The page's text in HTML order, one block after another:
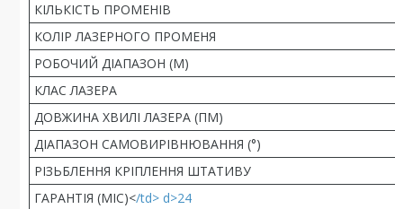
КІЛЬКІСТЬ ПРОМЕНІВ
КОЛІР ЛАЗЕРНОГО ПРОМЕНЯ
РОБОЧИЙ ДІАПАЗОН (М)
КЛАС ЛАЗЕРА
ДОВЖИНА ХВИЛІ ЛАЗЕРА (ПМ)
ДІАПАЗОН САМОВИРІВНЮВАННЯ (°)
РІЗЬБЛЕННЯ КРІПЛЕННЯ ШТАТИВУ
ГАРАНТІЯ (МІС)</td> d>24